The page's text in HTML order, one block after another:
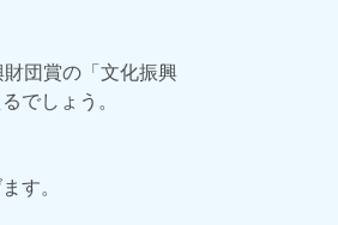
団賞の「文化振興
でしょう。
す。